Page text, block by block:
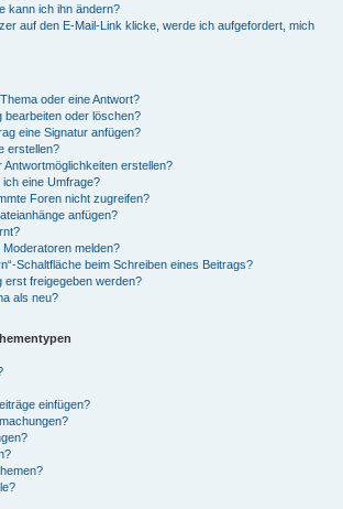
kann ich ihn ändern?
auf den E-Mail-Link klicke, werde ich aufgefordert, mich
oder eine Antwort?
bearbeiten oder löschen?
eine Signatur anfügen?
erstellen?
erstellen?
eine Umfrage?
Foren nicht zugreifen?
anfügen?
melden?
Schaltfläche beim Schreiben eines Beitrags?
erst freigegeben werden?
als neu?
einfügen?